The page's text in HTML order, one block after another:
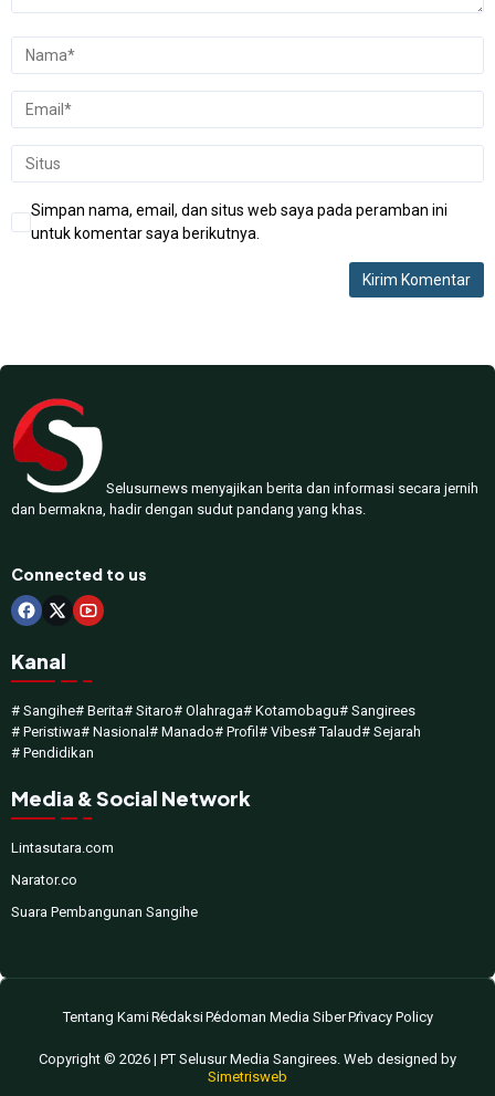
Simpan nama, email, dan situs web saya pada peramban ini
untuk komentar saya berikutnya.
Selusurnews menyajikan berita dan informasi secara jernih
dan bermakna, hadir dengan sudut pandang yang khas.
Connected to us
Kanal
# Sangihe# Berita# Sitaro# Olahraga# Kotamobagu# Sangirees
# Peristiwa# Nasional # Manado# Profil # Vibes# Talaud# Sejarah
# Pendidikan
Media & Social Network
Lintasutara.com
Narator.co
Suara Pembangunan Sangihe
Tentang KamiRedaksiPedoman Media SiberPrivacy Policy
Copyright © 2026 | PT Selusur Media Sangirees. Web designed by
Simetrisweb